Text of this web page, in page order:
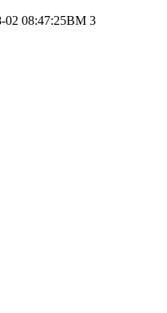
02 08:47:25BM 3